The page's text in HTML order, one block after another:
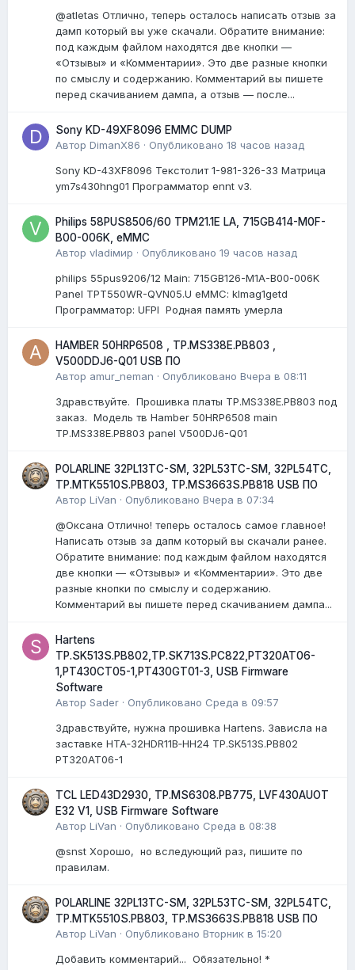
@atletas Отлично, теперь осталось написать отзыв за
дамп который вы уже скачали. Обратите внимание:
под каждым файлом находятся две кнопки —
«Отзывы» и «Комментарии». Это две разные кнопки
по смыслу и содержанию. Комментарий вы пишете
перед скачиванием дампа, а отзыв — после...
Sony KD-49XF8096 EMMC DUMP
Автор DimanX86 · Опубликовано 18 часов назад
Sony KD-43XF8096 Текстолит 1-981-326-33 Матрица
ym7s430hng01 Программатор ennt v3.
Philips 58PUS8506/60 TPM21.1E LA, 715GB414-M0F-
B00-006K, eMMC
Автор vladiмир · Опубликовано 19 часов назад
philips 55pus9206/12 Мain: 715GB126-M1A-B00-006K
Panel TPT550WR-QVN05.U eMMC: klmag1getd
Программатор: UFPI Родная память умерла
HAMBER 50HRP6508 , TP.MS338E.PB803 ,
V500DDJ6-Q01 USB ПО
Автор amur_neman · Опубликовано Вчера в 08:11
Здравствуйте. Прошивка платы TP.MS338E.PB803 под
заказ. Модель тв Hamber 50HRP6508 main
TP.MS338E.PB803 panel V500DJ6-Q01
POLARLINE 32PL13TC-SM, 32PL53TC-SM, 32PL54TC,
TP.MTK5510S.PB803, TP.MS3663S.PB818 USB ПО
Автор LiVan · Опубликовано Вчера в 07:34
@Оксана Отлично! теперь осталось самое главное!
Написать отзыв за дапм который вы скачали ранее.
Обратите внимание: под каждым файлом находятся
две кнопки — «Отзывы» и «Комментарии». Это две
разные кнопки по смыслу и содержанию.
Комментарий вы пишете перед скачиванием дампа...
Hartens
TP.SK513S.PB802,TP.SK713S.PC822,PT320AT06-
1,PT430CT05-1,PT430GT01-3, USB Firmware
Software
Автор Sader · Опубликовано Среда в 09:57
Здравствуйте, нужна прошивка Hartens. Зависла на
заставке HTA‑32HDR11B‑HH24 TP.SK513S.PB802
PT320AT06-1
TCL LED43D2930, TP.MS6308.PB775, LVF430AUOT
E32 V1, USB Firmware Software
Автор LiVan · Опубликовано Среда в 08:38
@snst Хорошо, но вследующий раз, пишите по
правилам.
POLARLINE 32PL13TC-SM, 32PL53TC-SM, 32PL54TC,
TP.MTK5510S.PB803, TP.MS3663S.PB818 USB ПО
Автор LiVan · Опубликовано Вторник в 15:20
Добавить комментарий... Обязательно! *